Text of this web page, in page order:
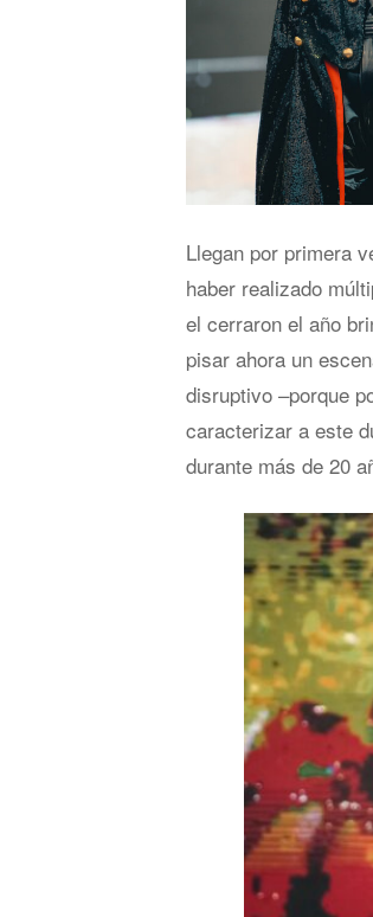
Llegan por primera
haber realizado
el cerraron el año
pisar ahora un
disruptivo –porque
caracterizar a este
durante más de 20